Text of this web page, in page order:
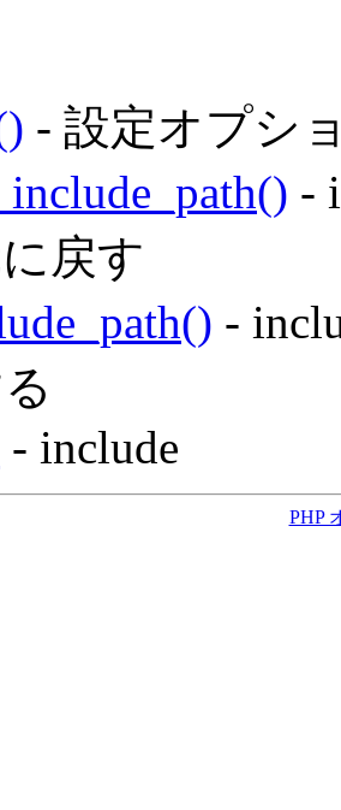
- 設定オプシ
-
戻す
-
- include
PHP